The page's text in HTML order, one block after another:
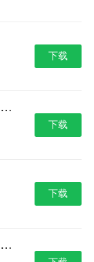
下载
喵喵餐厅物语官网_喵喵餐厅物语
下载
下载
我的枪有子弹英文_我的枪有子弹